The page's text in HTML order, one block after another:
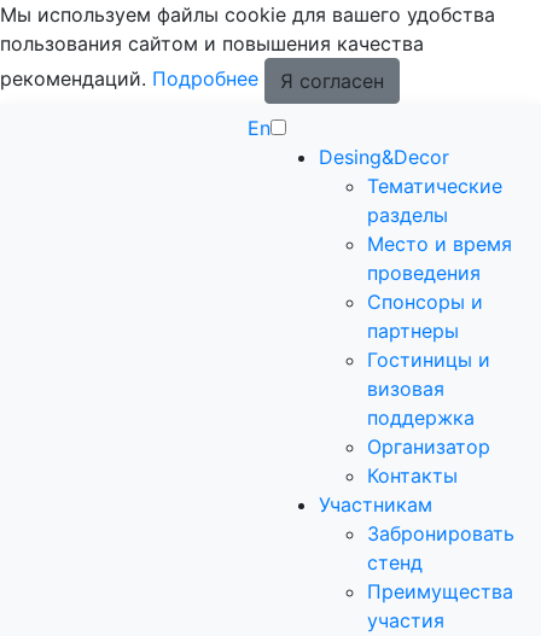
Мы используем файлы cookie для вашего удобства
пользования сайтом и повышения качества
рекомендаций. Подробнее
Я согласен
En
Desing&Decor
Тематические
разделы
Место и время
проведения
Спонсоры и
партнеры
Гостиницы и
визовая
поддержка
Организатор
Контакты
Участникам
Забронировать
стенд
Преимущества
участия